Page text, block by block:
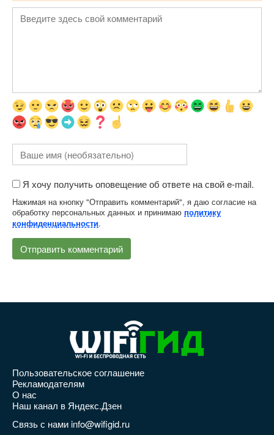
Я хочу получить оповещение об ответе на свой e-mail.
Нажимая на кнопку "Отправить комментарий", я даю согласие на
обработку персональных данных и принимаю политику
конфиденциальности.
Пользовательское соглашение
Рекламодателям
О нас
Наш канал в Яндекс.Дзен
Связь с нами info@wifigid.ru